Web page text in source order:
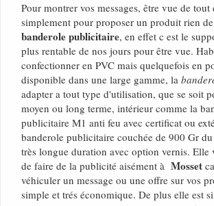
Pour montrer vos messages, être vue de
simplement pour proposer un produit rien
banderole publicitaire, en effet c est le
plus rentable de nos jours pour être vue.
confectionner en PVC mais quelquefois en
disponible dans une large gamme, la
adapter a tout type d'utilisation, que se soit
moyen ou long terme, intérieur comme la
publicitaire M1 anti feu avec certificat ou
banderole publicitaire couchée de 900 Gr
très longue duration avec option vernis. Elle
de faire de la publicité aisément à Mosset
véhiculer un message ou une offre sur vos
simple et trés économique. De plus elle est